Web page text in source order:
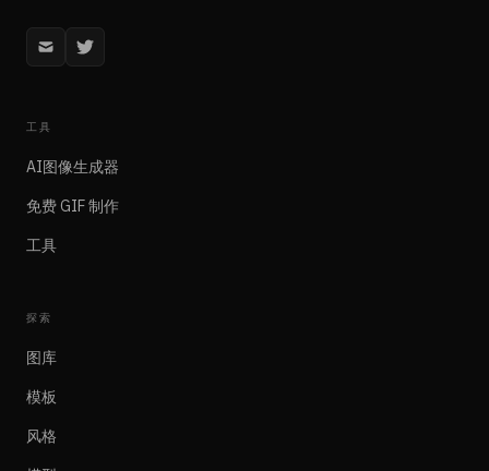
工具
AI图像生成器
免费 GIF 制作
工具
探索
图库
模板
风格